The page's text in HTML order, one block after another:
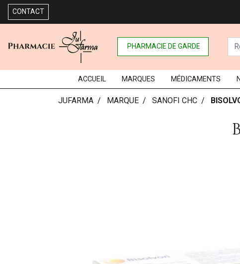
CONTACT
PHARMACIE DE GARDE
ACCUEIL MARQUES MÉDICAMENTS
JUFARMA MARQUE SANOFI CHC